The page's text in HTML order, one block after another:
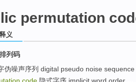
permutation
义
列码
伪噪声序列 digital pseudo noise sequence